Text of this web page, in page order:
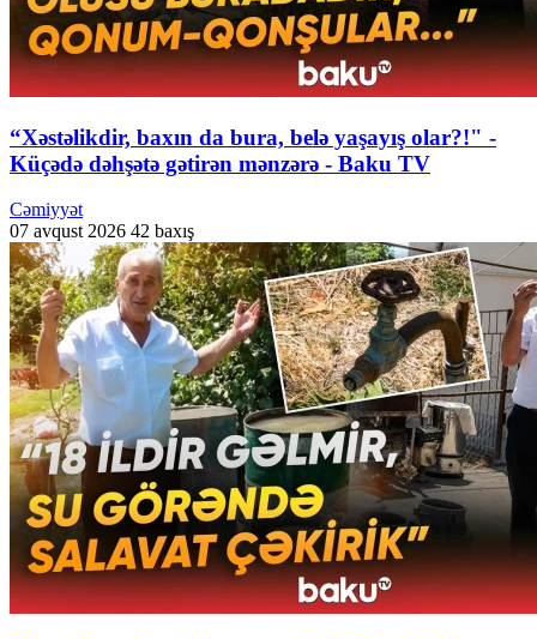
“Xəstəlikdir, baxın da bura, belə yaşayış olar?!" -
Küçədə dəhşətə gətirən mənzərə - Baku TV
Cəmiyyət
07 avqust 2026 42 baxış